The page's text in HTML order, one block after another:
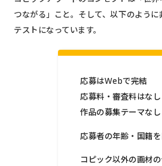
つながる」こと。そして、以下のよう
テストになっています。
応募はWebで完結
応募料・審査料はなし
作品の募集テーマなし
応募者の年齢・国籍
コピック以外の画材